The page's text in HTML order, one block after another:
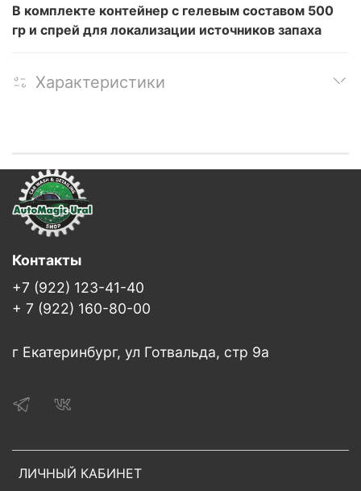
В комплекте контейнер с гелевым составом 500
гр и спрей для локализации источников запаха
Характеристики
ЛИЧНЫЙ КАБИНЕТ
Контакты
+7 (922) 123-41-40
+ 7 (922) 160-80-00
г Екатеринбург, ул Готвальда, стр 9а